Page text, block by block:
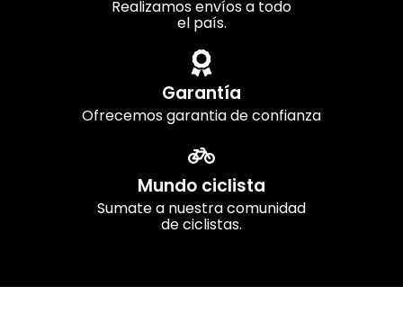
Realizamos envíos a todo
el país.
Garantía
Ofrecemos garantia de confianza
Mundo ciclista
Sumate a nuestra comunidad
de ciclistas.